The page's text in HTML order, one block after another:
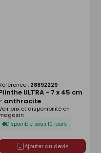
ULTRA - 7 x 45 cm
anthracite
: 28892229
Disponible sous 10 jours
prix et disponibilité en
Ajouter au devis